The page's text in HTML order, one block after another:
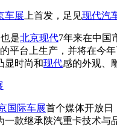
车展 上首发，足见现代汽
是北京现代7年来在中国
平台上生产，并将在今
显时尚和现代感的外观、
国际车展首个媒体开放日
款继承陕汽重卡技术与